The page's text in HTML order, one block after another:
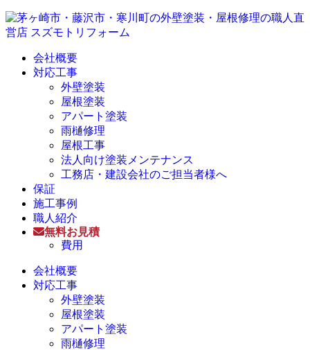
会社概要
対応工事
外壁塗装
屋根塗装
アパート塗装
雨樋修理
屋根工事
法人向け塗装メンテナンス
工務店・建設会社のご担当者様へ
保証
施工事例
職人紹介
無料お見積
費用
会社概要
対応工事
外壁塗装
屋根塗装
アパート塗装
雨樋修理